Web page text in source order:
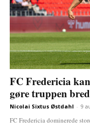
FC Fredericia
gøre truppen
Nicolai Sixtus Østdahl - 9
FC Fredericia dominerede